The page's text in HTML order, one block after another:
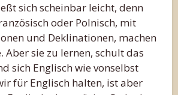
sich scheinbar leicht, denn
oder Polnisch, mit
und Deklinationen, machen
Aber sie zu lernen, schult das
sich Englisch wie vonselbst
für Englisch halten, ist aber